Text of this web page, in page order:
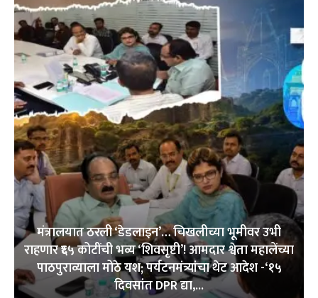
मंत्रालयात ठरली ‘डेडलाइन’… चिखलीच्या भूमीवर उभी
राहणार ₹६५ कोटींची भव्य ‘शिवसृष्टी’! आमदार श्वेता महालेंच्या
पाठपुराव्याला मोठे यश; पर्यटनमंत्र्यांचा थेट आदेश -‘१५
दिवसांत DPR द्या,...